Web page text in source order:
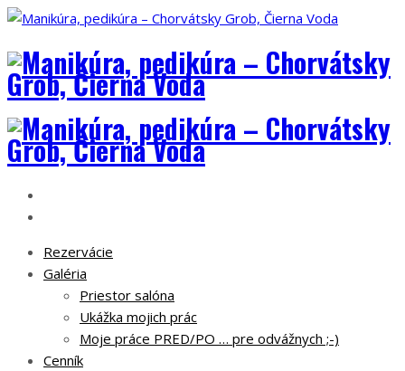
Rezervácie
Galéria
Priestor salóna
Ukážka mojich prác
Moje práce PRED/PO … pre odvážnych ;-)
Cenník